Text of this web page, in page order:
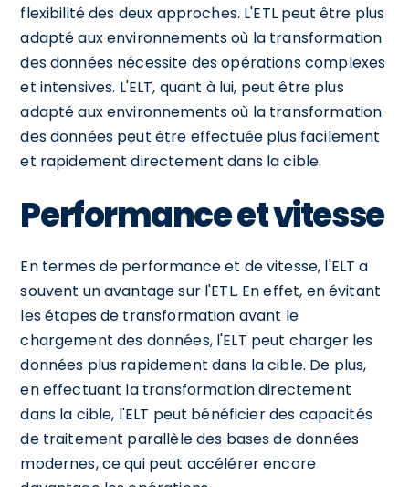
flexibilité des deux approches. L'ETL peut être plus
adapté aux environnements où la transformation
des données nécessite des opérations complexes
et intensives. L'ELT, quant à lui, peut être plus
adapté aux environnements où la transformation
des données peut être effectuée plus facilement
et rapidement directement dans la cible.
Performance et vitesse
En termes de performance et de vitesse, l'ELT a
souvent un avantage sur l'ETL. En effet, en évitant
les étapes de transformation avant le
chargement des données, l'ELT peut charger les
données plus rapidement dans la cible. De plus,
en effectuant la transformation directement
dans la cible, l'ELT peut bénéficier des capacités
de traitement parallèle des bases de données
modernes, ce qui peut accélérer encore